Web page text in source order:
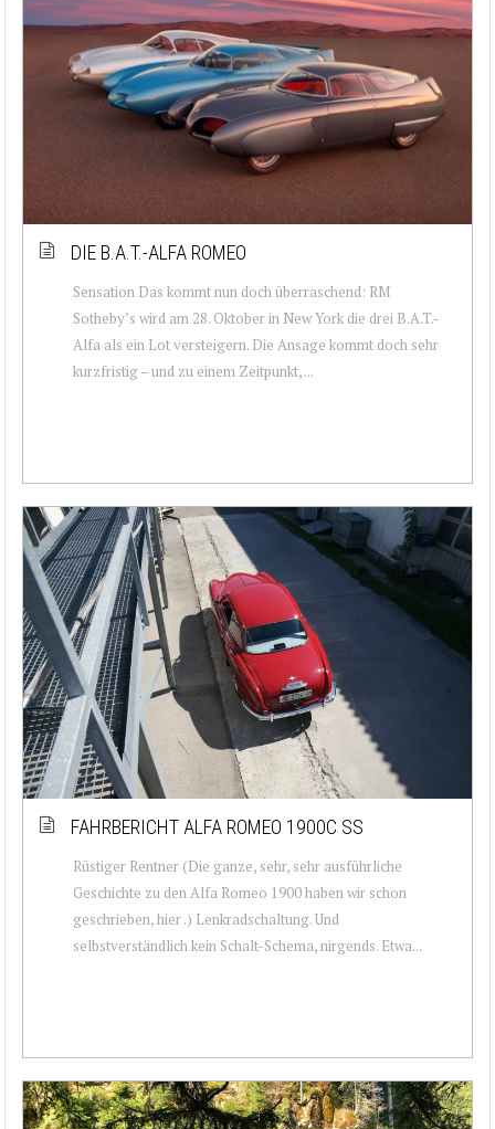
DIE B.A.T.-ALFA ROMEO
Sensation Das kommt nun doch überraschend: RM
Sotheby’s wird am 28. Oktober in New York die drei B.A.T.-
Alfa als ein Lot versteigern. Die Ansage kommt doch sehr
kurzfristig – und zu einem Zeitpunkt, ...
FAHRBERICHT ALFA ROMEO 1900C SS
Rüstiger Rentner (Die ganze, sehr, sehr ausführliche
Geschichte zu den Alfa Romeo 1900 haben wir schon
geschrieben, hier .) Lenkradschaltung. Und
selbstverständlich kein Schalt-Schema, nirgends. Etwa...